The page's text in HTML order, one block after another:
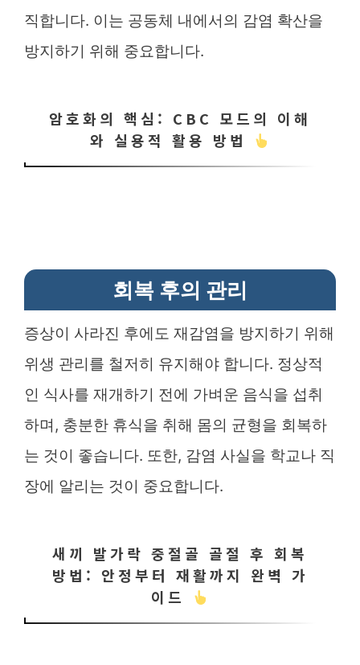
직합니다. 이는 공동체 내에서의 감염 확산을
방지하기 위해 중요합니다.
암호화의 핵심: CBC 모드의 이해
와 실용적 활용 방법
회복 후의 관리
증상이 사라진 후에도 재감염을 방지하기 위해
위생 관리를 철저히 유지해야 합니다. 정상적
인 식사를 재개하기 전에 가벼운 음식을 섭취
하며, 충분한 휴식을 취해 몸의 균형을 회복하
는 것이 좋습니다. 또한, 감염 사실을 학교나 직
장에 알리는 것이 중요합니다.
새끼 발가락 중절골 골절 후 회복
방법: 안정부터 재활까지 완벽 가
이드